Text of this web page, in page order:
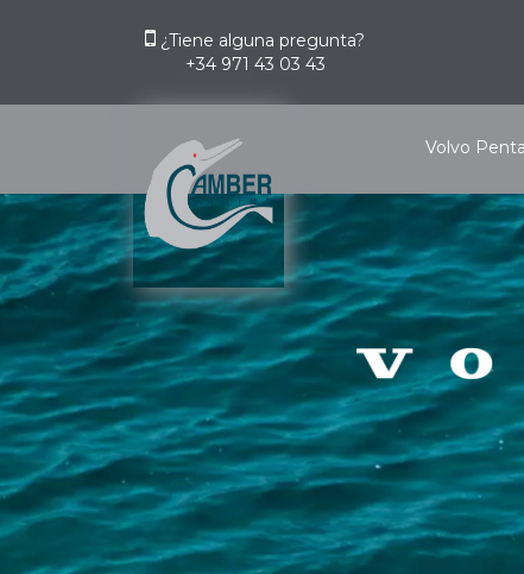
¿Tiene alguna pregunta?
+34 971 43 03 43
Volvo Penta